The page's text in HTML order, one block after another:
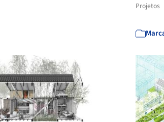
Projetos